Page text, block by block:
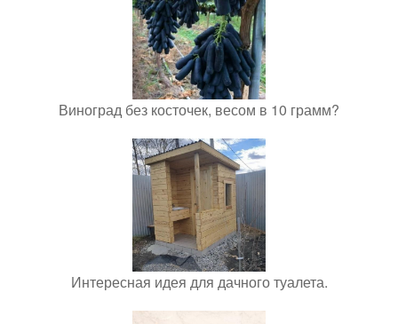
Виноград без косточек, весом в 10 грамм?
Интересная идея для дачного туалета.